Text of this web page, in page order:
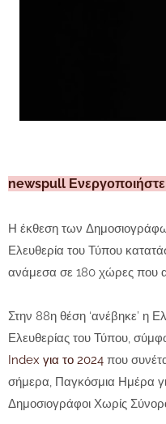
newspull Ενεργοποιήστε
Η έκθεση των
Ελευθερία του Τύπου
ανάμεσα σε 180 χώρες που
Στην 88η θέση ‘ανέβηκε’ η
Ελευθερίας του Τύπου,
Index για το 2024 που
σήμερα, Παγκόσμια Ημέρα
Δημοσιογράφοι Χωρίς